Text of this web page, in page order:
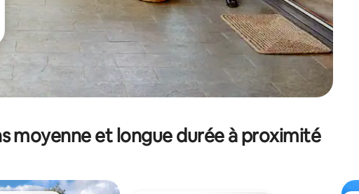
moyenne et longue durée à proximité